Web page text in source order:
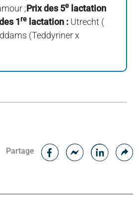
;Prix des 5e lactation
1re lactation : Utrecht (
(Teddyriner x
Partage
Facebook